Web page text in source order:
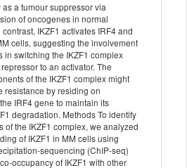
a tumour suppressor via
of oncogenes in normal
IKZF1 activates IRF4 and
cells, suggesting the involvement
in switching the IKZF1 complex
to an activator. The
of the IKZF1 complex might
resistance by residing on
IRF4 gene to maintain its
degradation. Methods To identify
of the IKZF1 complex, we analyzed
of IKZF1 in MM cells using
(ChIP‐seq)
of IKZF1 with other